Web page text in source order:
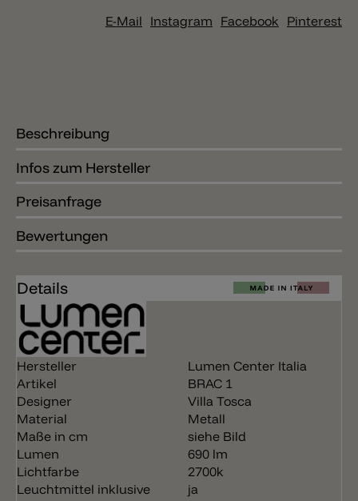
E-Mail Instagram Facebook Pinterest
Beschreibung
Infos zum Hersteller
Preisanfrage
Bewertungen
Details
Hersteller
Lumen Center Italia
Artikel
BRAC 1
Designer
Villa Tosca
Material
Metall
Maße in cm
siehe Bild
Lumen
690 lm
Lichtfarbe
2700k
Leuchtmittel inklusive
ja